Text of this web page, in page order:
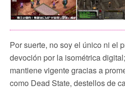
Por suerte, no soy el único ni el
devoción por la isométrica
mantiene vigente gracias a
como Dead State, destellos de